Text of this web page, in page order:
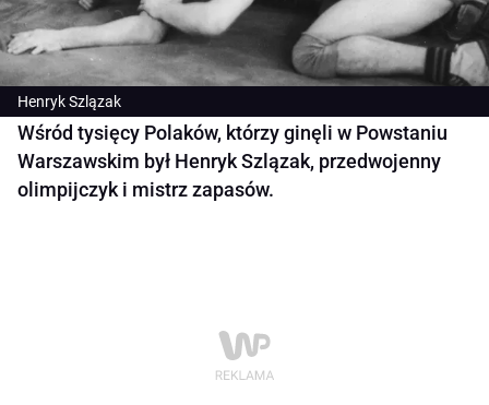
Henryk Szlązak
Wśród tysięcy Polaków, którzy ginęli w Powstaniu
Warszawskim był Henryk Szlązak, przedwojenny
olimpijczyk i mistrz zapasów.